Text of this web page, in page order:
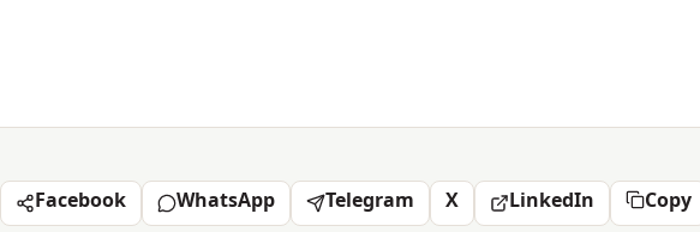
Facebook WhatsApp Telegram X LinkedIn Copy